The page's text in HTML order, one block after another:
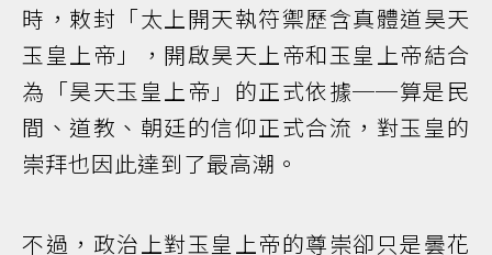
時，敕封「太上開天執符禦歷含真體道昊天
玉皇上帝」，開啟昊天上帝和玉皇上帝結合
為「昊天玉皇上帝」的正式依據──算是民
間、道教、朝廷的信仰正式合流，對玉皇的
崇拜也因此達到了最高潮。
不過，政治上對玉皇上帝的尊崇卻只是曇花